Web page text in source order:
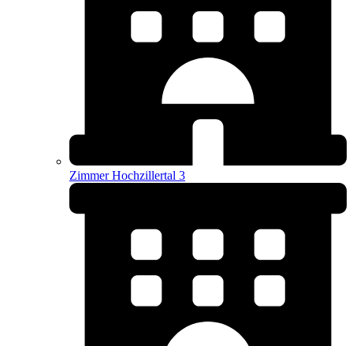
Zimmer Hochzillertal 3